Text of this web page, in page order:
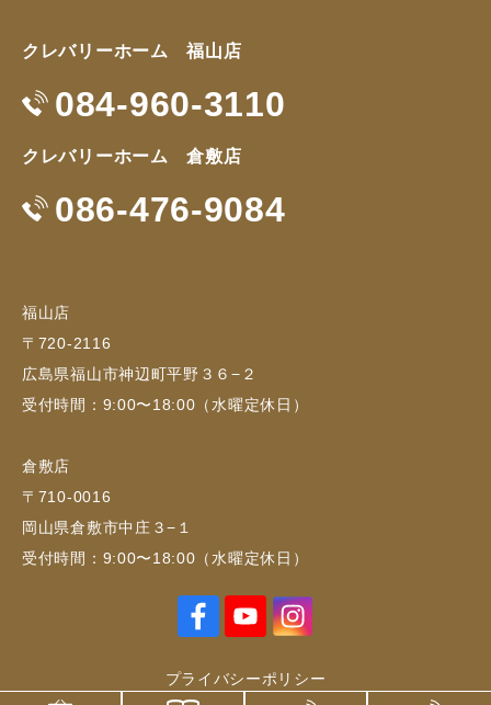
クレバリーホーム 福山店
084-960-3110
クレバリーホーム 倉敷店
086-476-9084
福山店
〒720-2116
広島県福山市神辺町平野３６−２
受付時間：9:00〜18:00（水曜定休日）
倉敷店
〒710-0016
岡山県倉敷市中庄３−１
受付時間：9:00〜18:00（水曜定休日）
プライバシーポリシー